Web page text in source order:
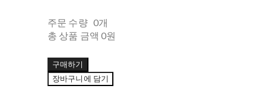
주문 수량 0개
총 상품 금액 0원
구매하기
장바구니에 담기